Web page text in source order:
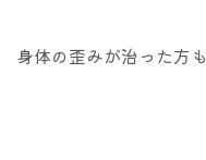
身体の歪みが治った方も